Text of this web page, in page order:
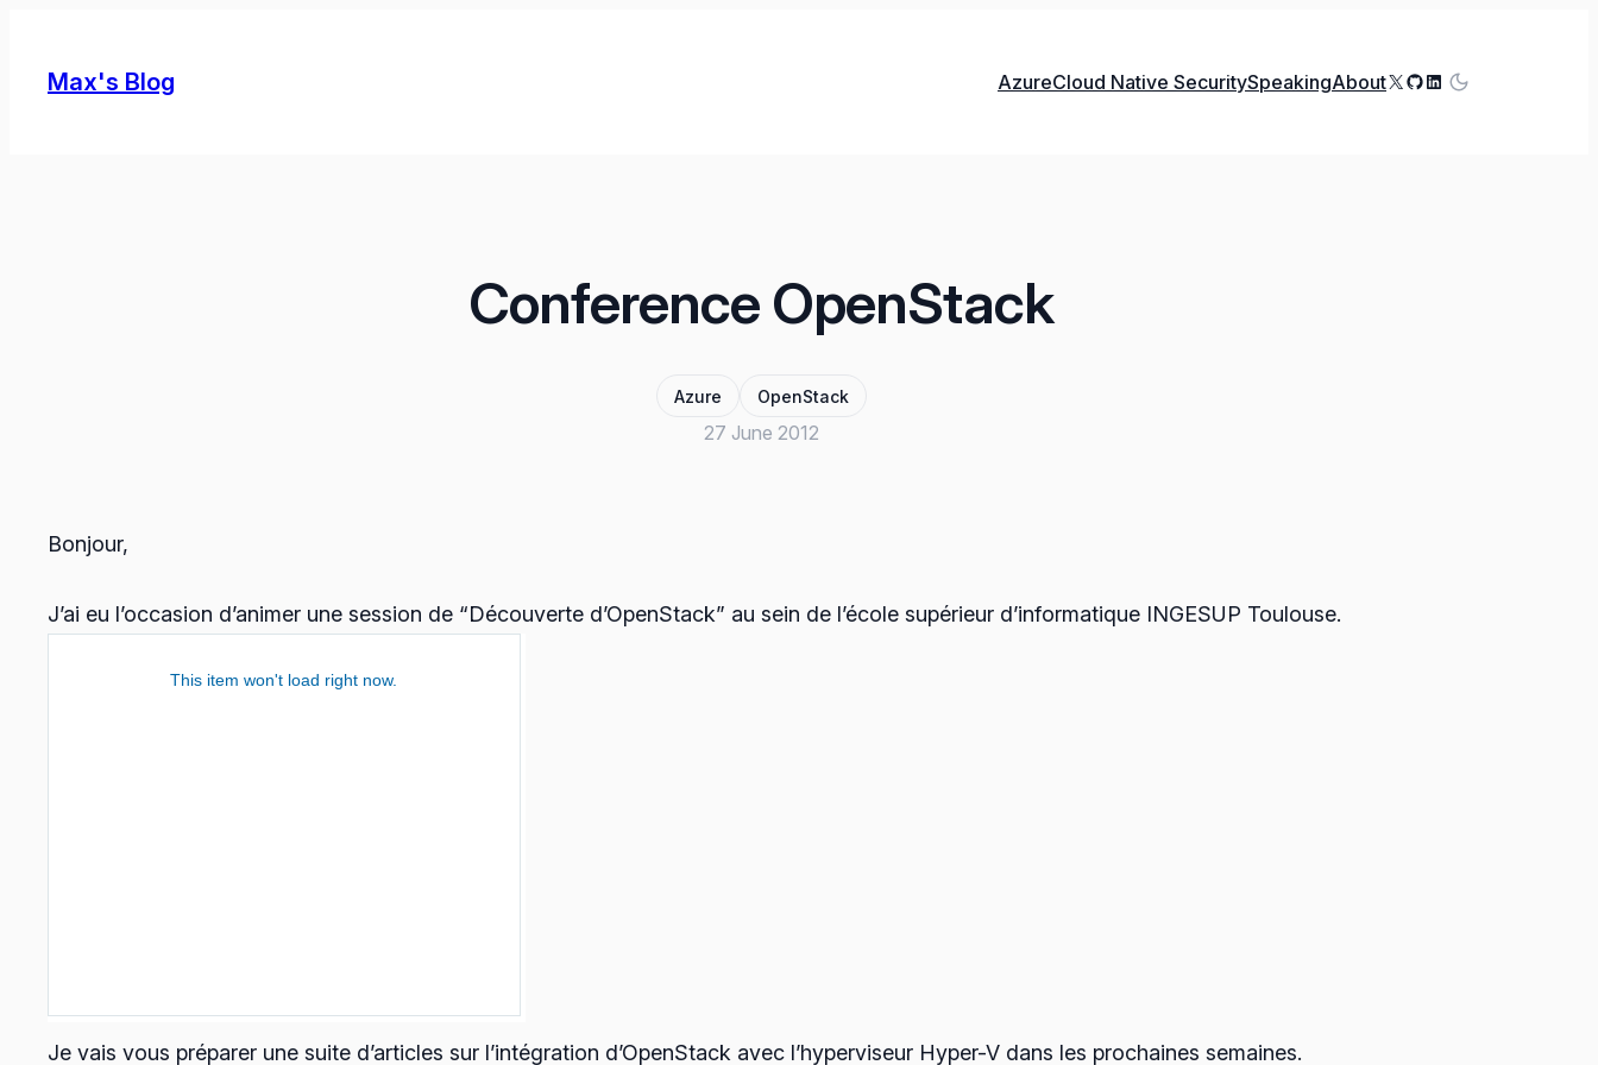
content
Max's Blog AzureCloud Native SecuritySpeakingAboutX GitHub
LinkedIn
Conference OpenStack
Azure OpenStack
27 June 2012
Bonjour,
J’ai eu l’occasion d’animer une session de “Découverte d’OpenStack” au sein de l’école supérieur d’informatique INGESUP Toulouse.
Je vais vous préparer une suite d’articles sur l’intégration d’OpenStack avec l’hyperviseur Hyper-V dans les prochaines semaines.